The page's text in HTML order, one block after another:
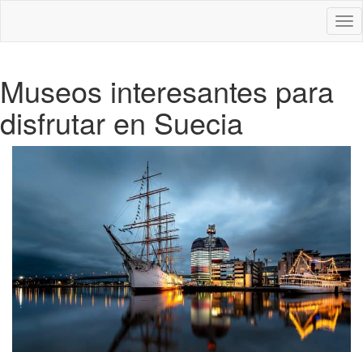
Museos interesantes para
disfrutar en Suecia